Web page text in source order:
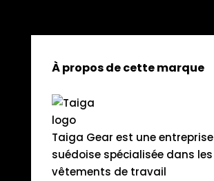
À propos de cette marque
Taiga Gear est une entreprise
suédoise spécialisée dans les
vêtements de travail